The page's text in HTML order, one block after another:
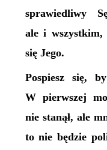
sprawiedliwy
ale i wszystkim,
się Jego.
Pospiesz się,
W pierwszej
nie stanął, ale
to nie będzie